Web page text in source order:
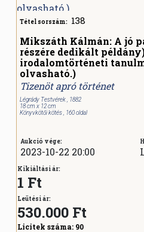
Tétel sorszám: 138
Mikszáth Kálmán: A jó
részére dedikált
irodalomtörténeti
olvasható.)
Tizenöt apró történet
Légrády Testvérek , 1882
18 cm x 12 cm
Könyvkötői kötés , 160 oldal
Aukció vége:
2023-10-22 20:00
Kikiáltási ár:
1 Ft
Leütési ár:
530.000 Ft
Licitek száma: 90